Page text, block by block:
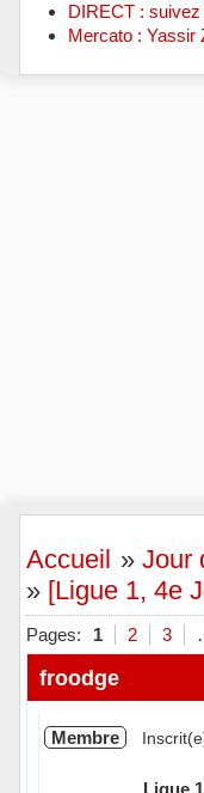
DIRECT :
Mercato : Yassir
Accueil »Jour
» [Ligue 1, 4e
Pages: 1 2 3
froodge
Membre
Ligue